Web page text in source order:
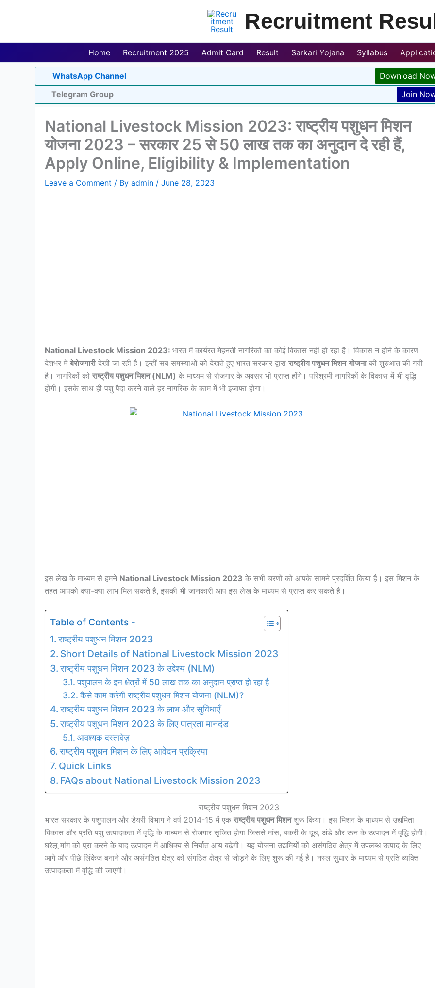
Recruitment
Home Recruitment 2025 Admit Card Result Sarkari Yojana Syllabus
WhatsApp Channel
Download
Telegram Group
Join
National Livestock Mission 2023: राष्ट्रीय पशुधन मिशन
योजना 2023 – सरकार 25 से 50 लाख तक का अनुदान दे रही हैं,
Apply Online, Eligibility & Implementation
Leave a Comment / By admin / June 28, 2023
National Livestock Mission 2023: भारत में कार्यरत मेहनती नागरिकों का कोई विकास नहीं हो रहा है। विकास न होने के कारण
देशभर में बेरोजगारीदेखी जा रही है। इन्हीं सब समस्याओं को देखते हुए भारत सरकार द्वारा राष्ट्रीय पशुधन मिशन योजनाकी शुरुआत की गयी
है। नागरिकों को राष्ट्रीय पशुधन मिशन (NLM) के माध्यम से रोजगार के अवसर भी प्राप्त होंगे। परिश्रमी नागरिकों के विकास में भी वृद्धि
होगी। इसके साथ ही पशु पैदा करने वाले हर नागरिक के काम में भी इजाफा होगा।
इस लेख के माध्यम से हमने National Livestock Mission 2023 के सभी चरणों को आपके सामने प्रदर्शित किया है। इस मिशन के
तहत आपको क्या-क्या लाभ मिल सकते हैं, इसकी भी जानकारी आप इस लेख के माध्यम से प्राप्त कर सकते हैं।
Table of Contents -
राष्ट्रीय पशुधन मिशन 2023
Short Details of National Livestock Mission 2023
राष्ट्रीय पशुधन मिशन 2023 के उद्देश्य (NLM)
पशुपालन के इन क्षेत्रों में 50 लाख तक का अनुदान प्राप्त हो रहा है
कैसे काम करेगी राष्ट्रीय पशुधन मिशन योजना (NLM)?
राष्ट्रीय पशुधन मिशन 2023 के लाभ और सुविधाएँ
राष्ट्रीय पशुधन मिशन 2023 के लिए पात्रता मानदंड
आवश्यक दस्तावेज़
राष्ट्रीय पशुधन मिशन के लिए आवेदन प्रक्रिया
Quick Links
FAQs about National Livestock Mission 2023
राष्ट्रीय पशुधन मिशन 2023
भारत सरकार के पशुपालन और डेयरी विभाग ने वर्ष 2014-15 में एक राष्ट्रीय पशुधन मिशनशुरू किया। इस मिशन के माध्यम से उद्यमिता
विकास और प्रति पशु उत्पादकता में वृद्धि के माध्यम से रोजगार सृजित होगा जिससे मांस, बकरी के दूध, अंडे और ऊन के उत्पादन में वृद्धि होगी।
घरेलू मांग को पूरा करने के बाद उत्पादन में आधिक्य से निर्यात आय बढ़ेगी। यह योजना उद्यमियों को असंगठित क्षेत्र में उपलब्ध उत्पाद के लिए
आगे और पीछे लिंकेज बनाने और असंगठित क्षेत्र को संगठित क्षेत्र से जोड़ने के लिए शुरू की गई है। नस्ल सुधार के माध्यम से प्रति व्यक्ति
उत्पादकता में वृद्धि की जाएगी।